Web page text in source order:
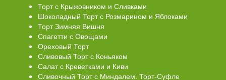
Торт с Крыжовником и Сливками
Шоколадный Торт с Розмарином и Яблоками
Торт Зимняя Вишня
Спагетти с Овощами
Ореховый Торт
Сливовый Торт с Коньяком
Салат с Креветками и Киви
Сливочный Торт с Миндалем. Торт-Суфле